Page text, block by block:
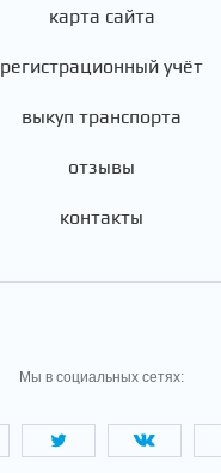
карта сайта
регистрационный учёт
выкуп транспорта
отзывы
контакты
Мы в социальных сетях: